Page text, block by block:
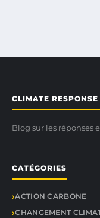
CLIMATE RESPONSE
Blog sur les réponses
CATÉGORIES
ACTION CARBONE
CHANGEMENT